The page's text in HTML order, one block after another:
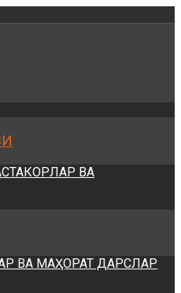
ВА
ВА МАҲОРАТ ДАРСЛАР